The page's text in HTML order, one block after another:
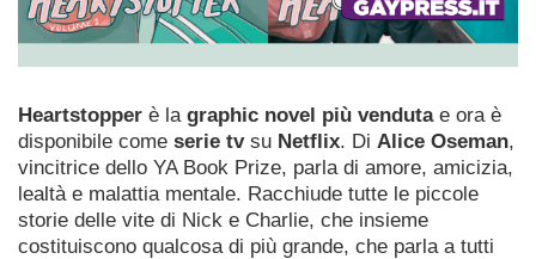
Heartstopper è la graphic novel più venduta e ora è
disponibile come serie tvsu Netflix. Di Alice Oseman,
vincitrice dello YA Book Prize, parla di amore, amicizia,
lealtà e malattia mentale. Racchiude tutte le piccole
storie delle vite di Nick e Charlie, che insieme
costituiscono qualcosa di più grande, che parla a tutti